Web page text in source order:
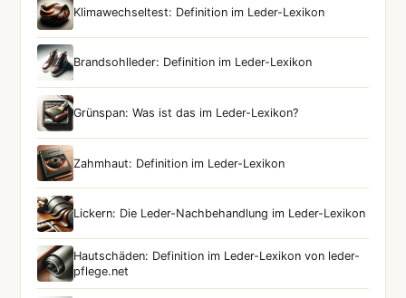
Klimawechseltest: Definition im Leder-Lexikon
Brandsohlleder: Definition im Leder-Lexikon
Grünspan: Was ist das im Leder-Lexikon?
Zahmhaut: Definition im Leder-Lexikon
Lickern: Die Leder-Nachbehandlung im Leder-Lexikon
Hautschäden: Definition im Leder-Lexikon von leder-
pflege.net